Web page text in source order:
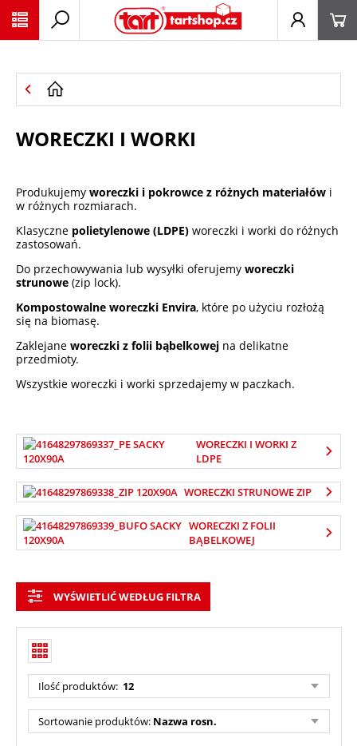
WORECZKI I WORKI
Produkujemy woreczki i pokrowce z różnych materiałów i
w różnych rozmiarach.
Klasyczne polietylenowe (LDPE) woreczki i worki do różnych
zastosowań.
Do przechowywania lub wysyłki oferujemy woreczki
strunowe (zip lock).
Kompostowalne woreczki Envira, które po użyciu rozłożą
się na biomasę.
Zaklejane woreczki z folii bąbelkowej na delikatne
przedmioty.
Wszystkie woreczki i worki sprzedajemy w paczkach.
WORECZKI I WORKI Z
LDPE
WORECZKI STRUNOWE ZIP
WORECZKI Z FOLII
BĄBELKOWEJ
WYŚWIETLIĆ WEDŁUG FILTRA
Ilość produktów: 12
Sortowanie produktów: Nazwa rosn.